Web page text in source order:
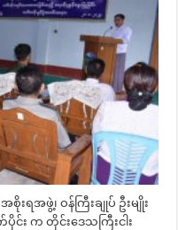
အဖွဲ့၊ ဝန်ကြီးချုပ် ဦးမျိုး
း က တိုင်းဒေသကြီးငါး